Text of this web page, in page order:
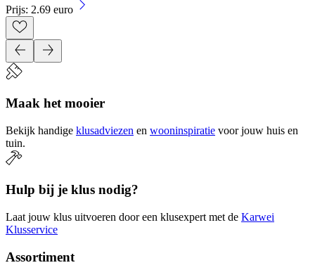
Prijs: 2.69 euro
Maak het mooier
Bekijk handige klusadviezen en wooninspiratie voor jouw huis en
tuin.
Hulp bij je klus nodig?
Laat jouw klus uitvoeren door een klusexpert met de Karwei
Klusservice
Assortiment